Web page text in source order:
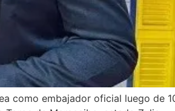
como embajador oficial luego de